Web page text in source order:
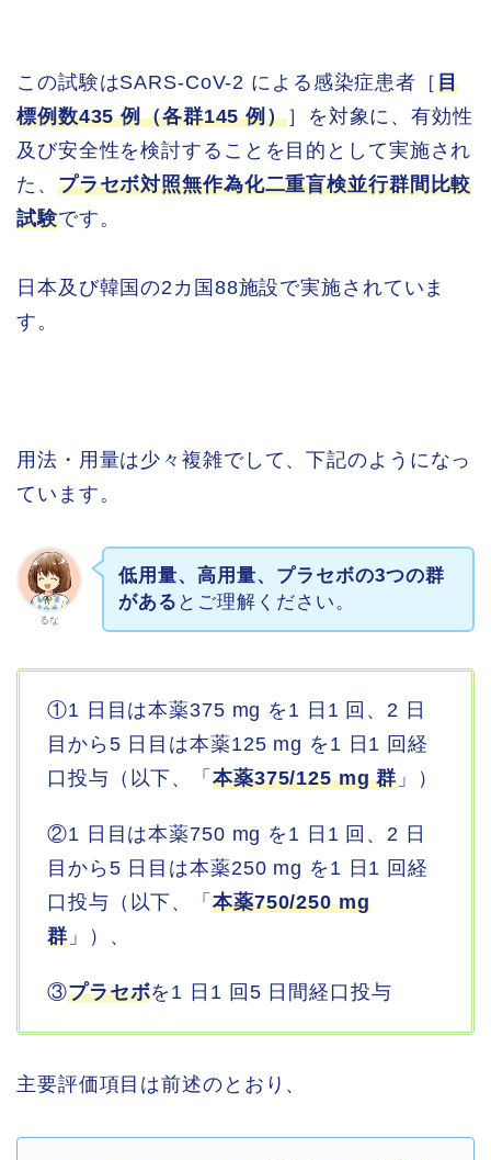
この試験はSARS-CoV-2 による感染症患者［目
標例数435 例（各群145 例）］を対象に、有効性
及び安全性を検討することを目的として実施され
た、 プラセボ対照無作為化二重盲検並行群間比較
試験です。
日本及び韓国の2カ国88施設で実施されていま
す。
用法・用量は少々複雑でして、下記のようになっ
ています。
るな
低用量、高用量、プラセボの3つの群
がある とご理解ください。
①1 日目は本薬375 mg を1 日1 回、2 日
目から5 日目は本薬125 mg を1 日1 回経
口投与（以下、「本薬375/125 mg 群 」）
②1 日目は本薬750 mg を1 日1 回、2 日
目から5 日目は本薬250 mg を1 日1 回経
口投与（以下、「本薬750/250 mg
群」）、
③プラセボを1 日1 回5 日間経口投与
主要評価項目は前述のとおり、